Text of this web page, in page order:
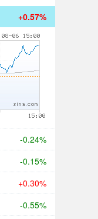
+0.57%
-0.24%
-0.15%
+0.30%
-0.55%